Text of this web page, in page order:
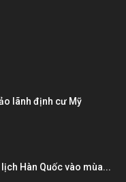
lãnh định cư Mỹ
Hàn Quốc vào mùa...